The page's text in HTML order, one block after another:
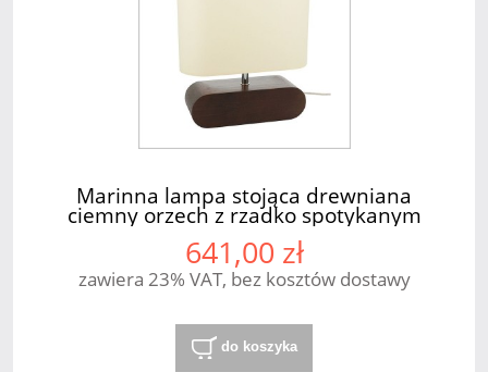
Marinna lampa stojąca drewniana
ciemny orzech z rzadko spotykanym
abażurem kremowym 1xE27 Spot Light
641,00 zł
zawiera 23% VAT, bez kosztów dostawy
do koszyka